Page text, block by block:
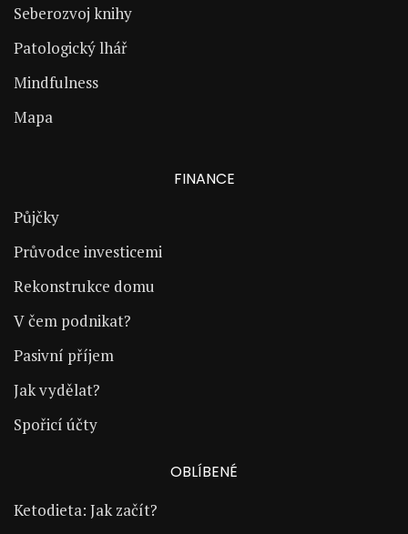
Seberozvoj knihy
Patologický lhář
Mindfulness
Mapa
FINANCE
Půjčky
Průvodce investicemi
Rekonstrukce domu
V čem podnikat?
Pasivní příjem
Jak vydělat?
Spořicí účty
OBLÍBENÉ
Ketodieta: Jak začít?